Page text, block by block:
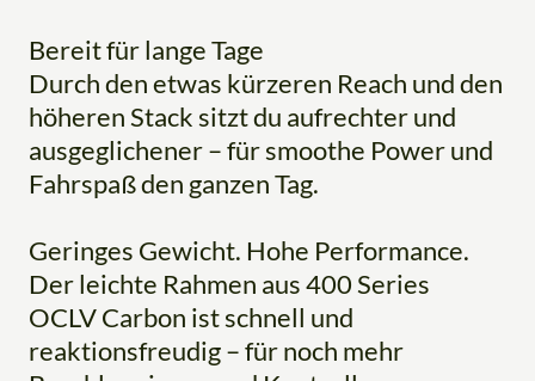
Bereit für lange Tage
Durch den etwas kürzeren Reach und den
höheren Stack sitzt du aufrechter und
ausgeglichener – für smoothe Power und
Fahrspaß den ganzen Tag.
Geringes Gewicht. Hohe Performance.
Der leichte Rahmen aus 400 Series
OCLV Carbon ist schnell und
reaktionsfreudig – für noch mehr